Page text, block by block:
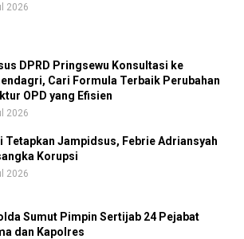
2026
DPRD Pringsewu Konsultasi ke
Cari Formula Terbaik Perubahan
OPD yang Efisien
2026
Tetapkan Jampidsus, Febrie Adriansyah
Korupsi
2026
Sumut Pimpin Sertijab 24 Pejabat
dan Kapolres